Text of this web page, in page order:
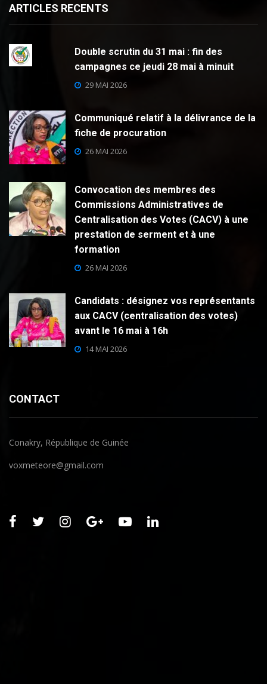
ARTICLES RECENTS
Double scrutin du 31 mai : fin des
campagnes ce jeudi 28 mai à minuit
29 MAI 2026
Communiqué relatif à la délivrance de la
fiche de procuration
26 MAI 2026
Convocation des membres des
Commissions Administratives de
Centralisation des Votes (CACV) à une
prestation de serment et à une
formation
26 MAI 2026
Candidats : désignez vos représentants
aux CACV (centralisation des votes)
avant le 16 mai à 16h
14 MAI 2026
CONTACT
Conakry, République de Guinée
voxmeteore@gmail.com